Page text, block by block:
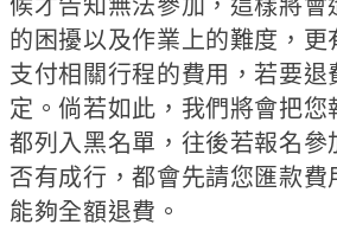
候才告知無法參加，這樣將會
的困擾以及作業上的難度，更
支付相關行程的費用，若要退
定。倘若如此，我們將會把您
都列入黑名單，往後若報名參
否有成行，都會先請您匯款費
能夠全額退費。